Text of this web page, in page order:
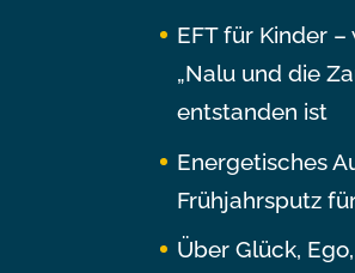
EFT für Kinder
„Nalu und die
entstanden ist
Energetisches
Frühjahrsputz
Über Glück, Ego,